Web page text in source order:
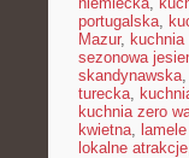
portugalska,
Mazur,
sezonowa
skandynawska,
turecka,
kuchnia zero
kwietna,
lokalne atrakcje